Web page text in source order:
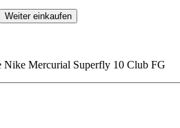
Weiter einkaufen
Nike Mercurial Superfly 10 Club FG